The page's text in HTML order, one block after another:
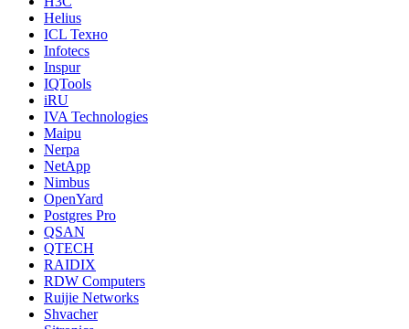
Helius
ICL Техно
Infotecs
Inspur
IQTools
iRU
IVA Technologies
Maipu
Nerpa
NetApp
Nimbus
OpenYard
Postgres Pro
QSAN
QTECH
RAIDIX
RDW Computers
Ruijie Networks
Shvacher